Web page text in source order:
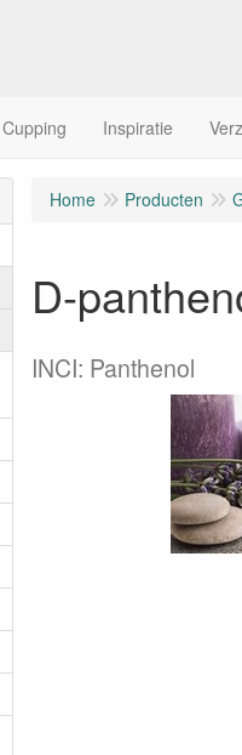
Cupping Inspiratie
Home Producten
D-
INCI: Panthenol